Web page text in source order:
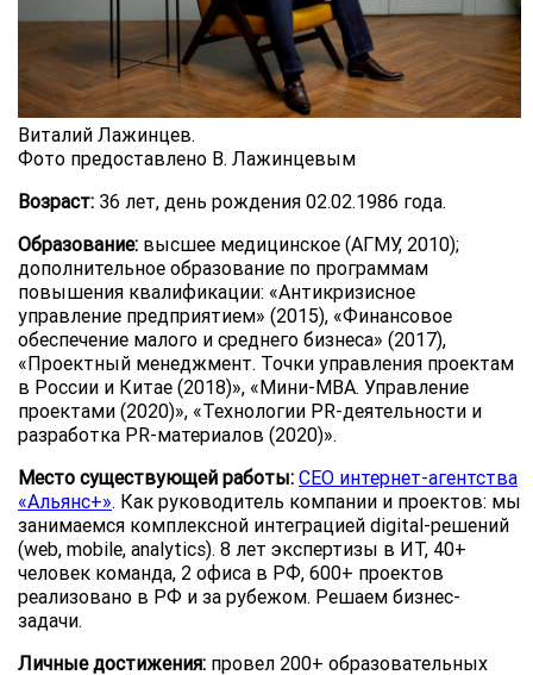
Виталий Лажинцев.
Фото предоставлено В. Лажинцевым
Возраст: 36 лет, день рождения 02.02.1986 года.
Образование: высшее медицинское (АГМУ, 2010);
дополнительное образование по программам
повышения квалификации: «Антикризисное
управление предприятием» (2015), «Финансовое
обеспечение малого и среднего бизнеса» (2017),
«Проектный менеджмент. Точки управления проектам
в России и Китае (2018)», «Мини-МВА. Управление
проектами (2020)», «Технологии PR-деятельности и
разработка PR-материалов (2020)».
Место существующей работы: CEO интернет-агентства
«Альянс+». Как руководитель компании и проектов: мы
занимаемся комплексной интеграцией digital-решений
(web, mobile, analytics). 8 лет экспертизы в ИТ, 40+
человек команда, 2 офиса в РФ, 600+ проектов
реализовано в РФ и за рубежом. Решаем бизнес-
задачи.
Личные достижения: провел 200+ образовательных